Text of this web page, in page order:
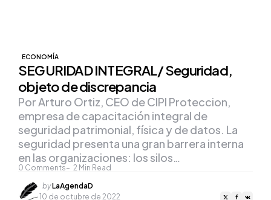
ECONOMÍA
SEGURIDAD INTEGRAL/ Seguridad,
objeto de discrepancia
0 Comments 2 Min Read
Por Arturo Ortiz, CEO de CIPI Proteccion,
empresa de capacitación integral de
seguridad patrimonial, física y de datos. La
seguridad presenta una gran barrera interna
en las organizaciones: los silos…
Posted
by
byLaAgendaD
10 de octubre de 2022